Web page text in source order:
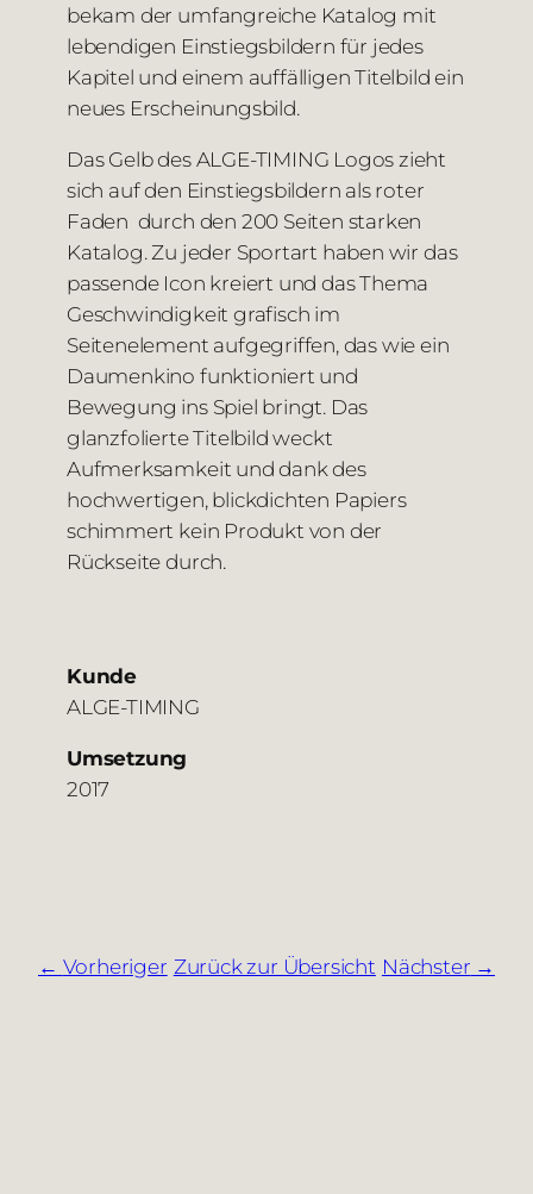
bekam der umfangreiche Katalog mit
lebendigen Einstiegsbildern für jedes
Kapitel und einem auffälligen Titelbild ein
neues Erscheinungsbild.
Das Gelb des ALGE-TIMING Logos zieht
sich auf den Einstiegsbildern als roter
Faden durch den 200 Seiten starken
Katalog. Zu jeder Sportart haben wir das
passende Icon kreiert und das Thema
Geschwindigkeit grafisch im
Seitenelement aufgegriffen, das wie ein
Daumenkino funktioniert und
Bewegung ins Spiel bringt. Das
glanzfolierte Titelbild weckt
Aufmerksamkeit und dank des
hochwertigen, blickdichten Papiers
schimmert kein Produkt von der
Rückseite durch.
Kunde
ALGE-TIMING
Umsetzung
2017
Vorheriger Zurück zur Übersicht Nächster